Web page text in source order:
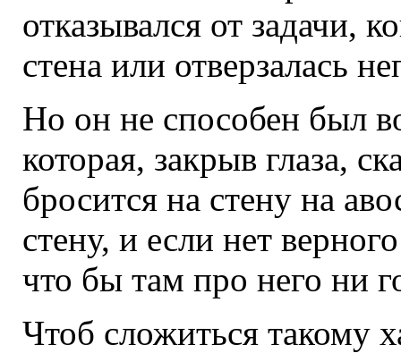
отказывался от задачи,
стена или отверзалась
Но он не способен был
которая, закрыв глаза,
бросится на стену на
стену, и если нет
что бы там про него ни
Чтоб сложиться такому